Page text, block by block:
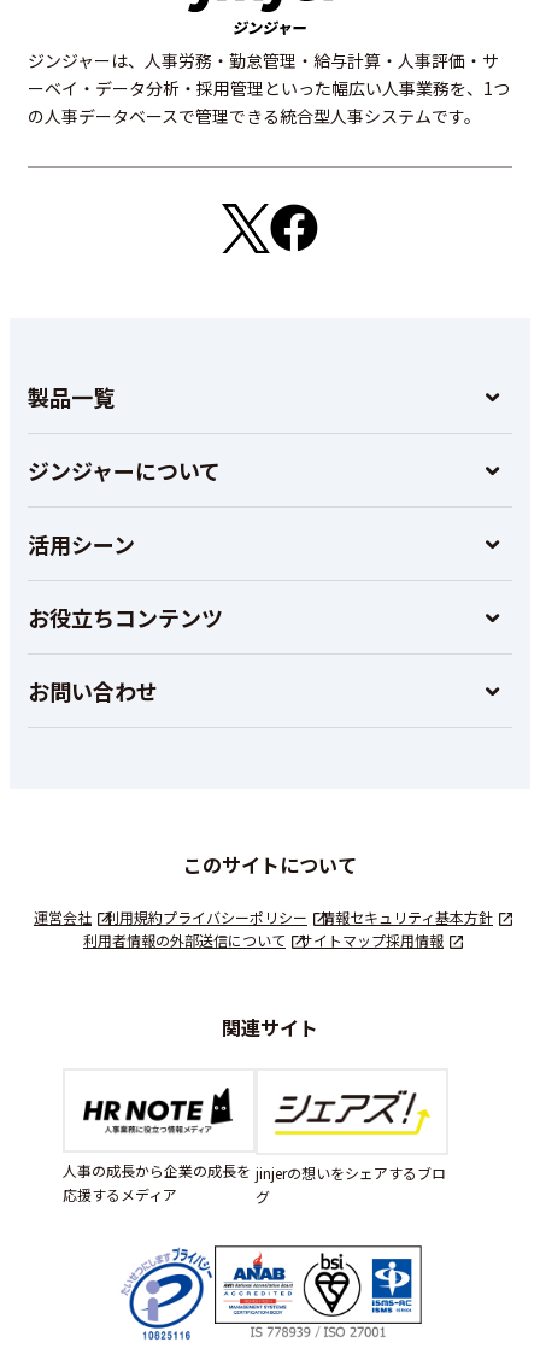
ジンジャーは、人事労務・勤怠管理・給与計算・人事評価・サ
ーベイ・データ分析・採用管理といった幅広い人事業務を、1つ
の人事データベースで管理できる統合型人事システムです。
製品一覧
ジンジャーについて
活用シーン
お役立ちコンテンツ
お問い合わせ
このサイトについて
運営会社 利用規約プライバシーポリシー
情報セキュリティ基本方針
利用者情報の外部送信について
サイトマップ採用情報
関連サイト
人事の成長から企業の成長を
応援するメディア
jinjerの想いをシェアするブロ
グ